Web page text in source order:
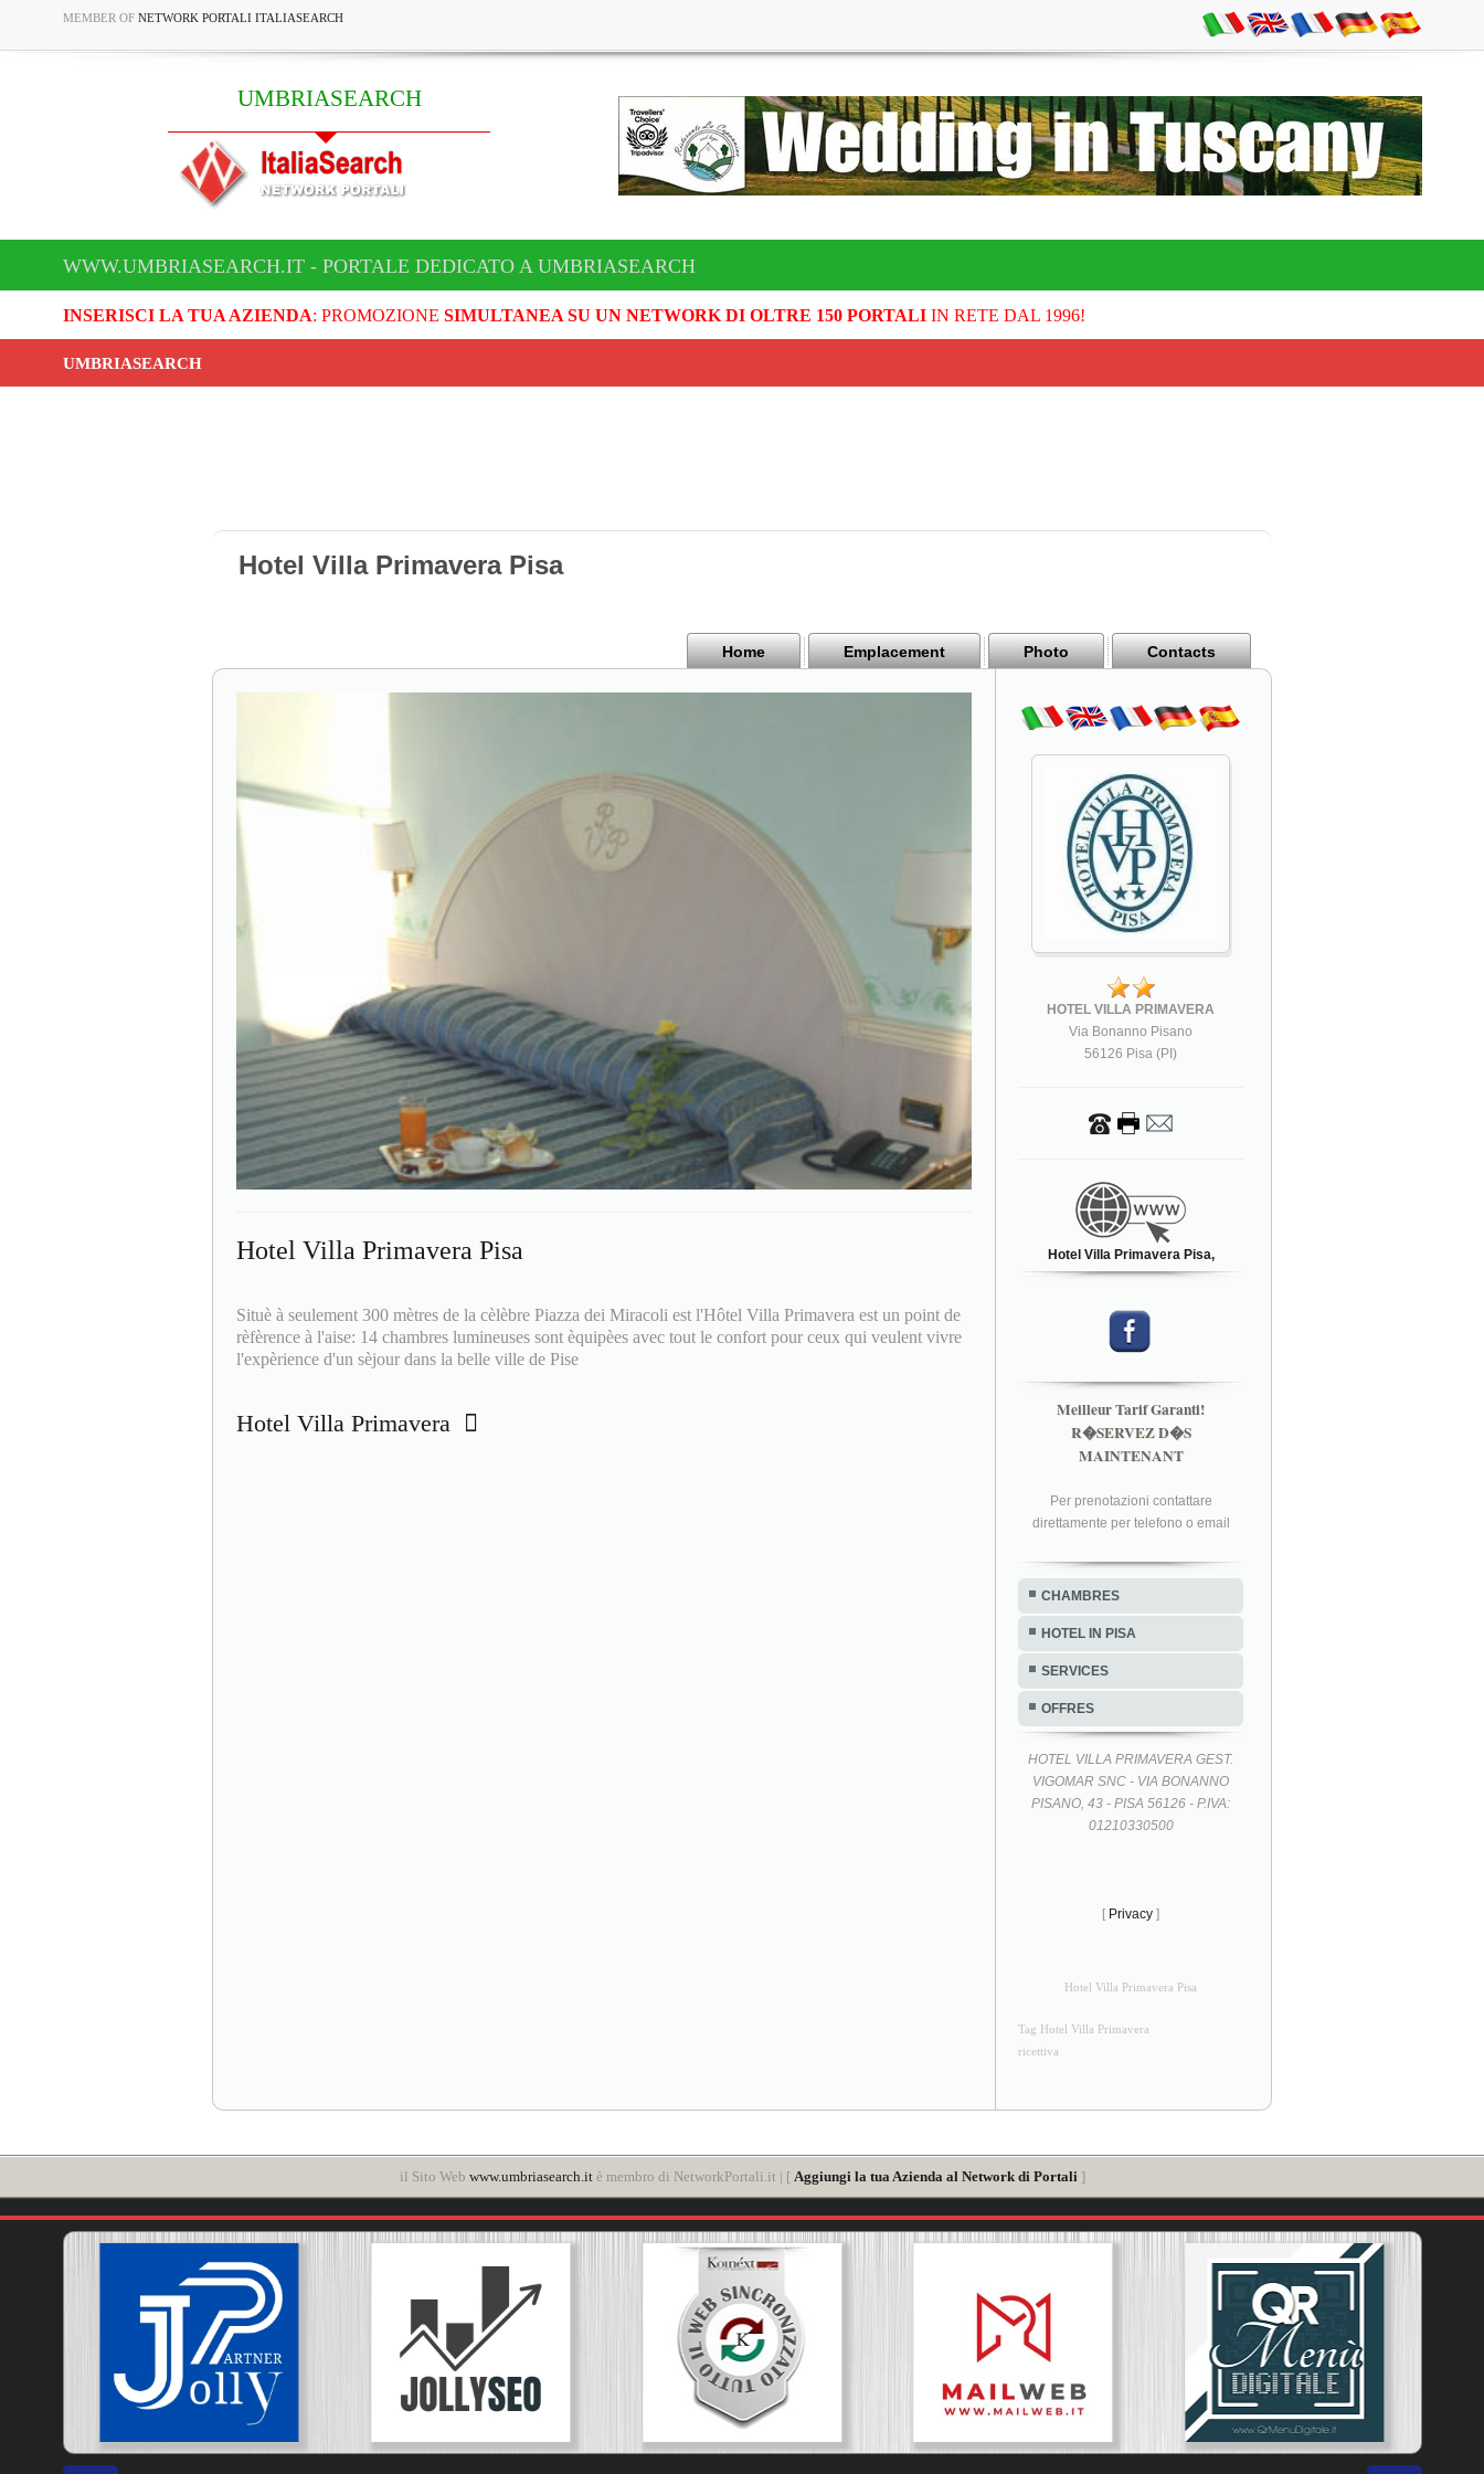
MEMBER OF NETWORK PORTALI ITALIASEARCH
UMBRIASEARCH
WWW.UMBRIASEARCH.IT - PORTALE DEDICATO A UMBRIASEARCH
INSERISCI LA TUA AZIENDA: PROMOZIONE SIMULTANEA SU UN NETWORK DI OLTRE 150 PORTALIIN RETE DAL 1996!
UMBRIASEARCH
Hotel Villa Primavera Pisa
Home Emplacement Photo Contacts
Hotel Villa Primavera Pisa
Situè à seulement 300 mètres de la cèlèbre Piazza dei Miracoli est l'Hôtel Villa Primavera est un point de
rèfèrence à l'aise: 14 chambres lumineuses sont èquipèes avec tout le confort pour ceux qui veulent vivre
l'expèrience d'un sèjour dans la belle ville de Pise
Hotel Villa Primavera
HOTEL VILLA PRIMAVERA
Via Bonanno Pisano
56126 Pisa (PI)
Hotel Villa Primavera Pisa,
Meilleur Tarif Garanti!
R�SERVEZ D�S
MAINTENANT
Per prenotazioni contattare
direttamente per telefono o email
CHAMBRES
HOTEL IN PISA
SERVICES
OFFRES
HOTEL VILLA PRIMAVERA GEST.
VIGOMAR SNC - VIA BONANNO
PISANO, 43 - PISA 56126 - P.IVA:
01210330500
[ Privacy ]
Hotel Villa Primavera Pisa
Tag Hotel Villa Primavera
ricettiva
il Sito Web www.umbriasearch.itè membro di NetworkPortali.it | [ Aggiungi la tua Azienda al Network di Portali ]